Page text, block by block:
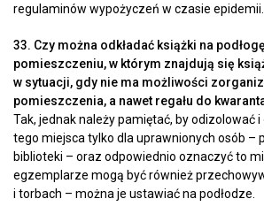
regulaminów wypożyczeń w czasie epidemii.
33. Czy można odkładać książki na
pomieszczeniu, w którym znajdują się
w sytuacji, gdy nie ma możliwości
pomieszczenia, a nawet regału do
Tak, jednak należy pamiętać, by odizolować
tego miejsca tylko dla uprawnionych osób –
biblioteki – oraz odpowiednio oznaczyć to
egzemplarze mogą być również
i torbach – można je ustawiać na podłodze.